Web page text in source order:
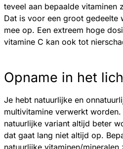
teveel aan bepaalde vitaminen
Dat is voor een groot gedeelte
mee op. Een extreem hoge
vitamine C kan ook tot
Opname in het
Je hebt natuurlijke en
multivitamine verwerkt
natuurlijke variant altijd beter
dat gaat lang niet altijd op.